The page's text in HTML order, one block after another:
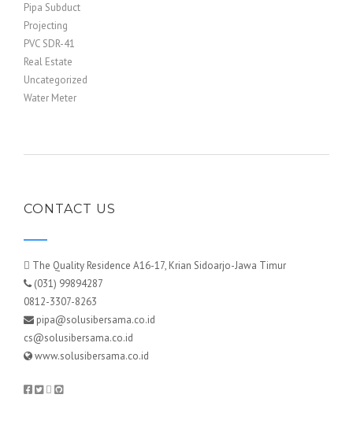
Pipa Subduct
Projecting
PVC SDR-41
Real Estate
Uncategorized
Water Meter
CONTACT US
The Quality Residence A16-17, Krian Sidoarjo-Jawa Timur
(031) 99894287
0812-3307-8263
pipa@solusibersama.co.id
cs@solusibersama.co.id
www.solusibersama.co.id